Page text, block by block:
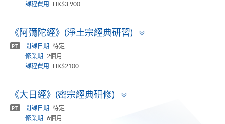
課程費用
HK$3,900
《阿彌陀經》(淨土宗經典研習)
PT 開課日期
待定
修業期
2個月
課程費用
HK$2100
《大日經》(密宗經典研修)
PT 開課日期
待定
修業期
6個月